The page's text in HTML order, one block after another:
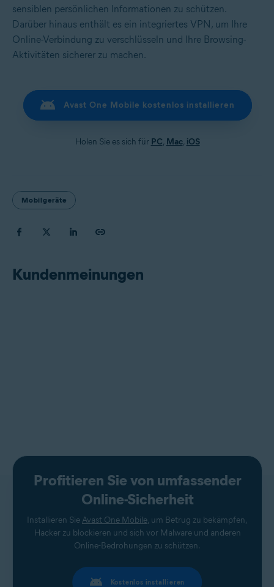
sensiblen persönlichen Informationen zu schützen.
Darüber hinaus enthält es ein integriertes VPN, um Ihre
Online-Verbindung zu verschlüsseln und Ihre Browsing-
Aktivitäten sicherer zu machen.
Avast One Mobile kostenlos installieren
Holen Sie es sich für PC, Mac, iOS
Mobilgeräte
Kundenmeinungen
Profitieren Sie von umfassender
Online-Sicherheit
Installieren Sie Avast One Mobile, um Betrug zu bekämpfen,
Hacker zu blockieren und sich vor Malware und anderen
Online-Bedrohungen zu schützen.
Kostenlos installieren